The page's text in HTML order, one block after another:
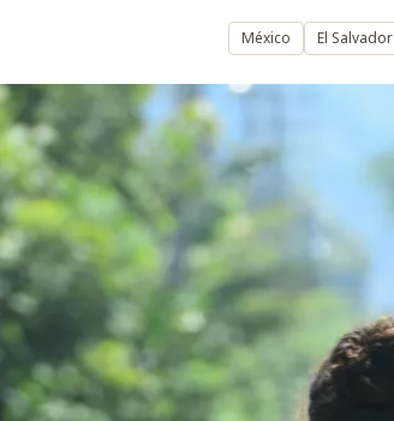
México El Salvador